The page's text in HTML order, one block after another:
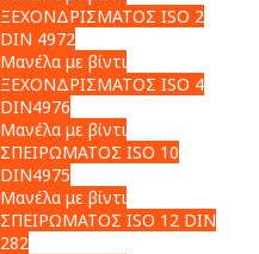
ΞΕΧΟΝΔΡΙΣΜΑΤΟΣ ISO 2
DIN 4972
Μανέλα με βίντι
ΞΕΧΟΝΔΡΙΣΜΑΤΟΣ ISO 4
DIN4976
Μανέλα με βίντι
ΣΠΕΙΡΩΜΑΤΟΣ ISO 10
DIN4975
Μανέλα με βίντι
ΣΠΕΙΡΩΜΑΤΟΣ ISO 12 DIN
282